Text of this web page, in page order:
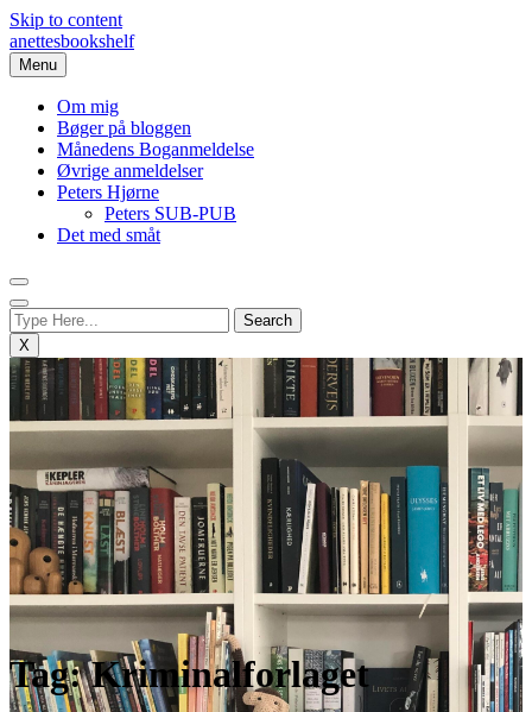
Skip to content
anettesbookshelf
Menu
Om mig
Bøger på bloggen
Månedens Boganmeldelse
Øvrige anmeldelser
Peters Hjørne
Peters SUB-PUB
Det med småt
X
Tag:Kriminalforlaget